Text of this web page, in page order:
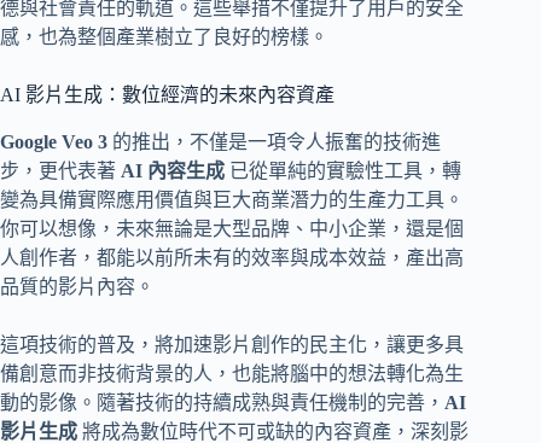
德與社會責任的軌道。這些舉措不僅提升了用戶的安全
感，也為整個產業樹立了良好的榜樣。
AI 影片生成：數位經濟的未來內容資產
Google Veo 3 的推出，不僅是一項令人振奮的技術進
步，更代表著 AI 內容生成 已從單純的實驗性工具，轉
變為具備實際應用價值與巨大商業潛力的生產力工具。
你可以想像，未來無論是大型品牌、中小企業，還是個
人創作者，都能以前所未有的效率與成本效益，產出高
品質的影片內容。
這項技術的普及，將加速影片創作的民主化，讓更多具
備創意而非技術背景的人，也能將腦中的想法轉化為生
動的影像。隨著技術的持續成熟與責任機制的完善， AI
影片生成 將成為數位時代不可或缺的內容資產，深刻影